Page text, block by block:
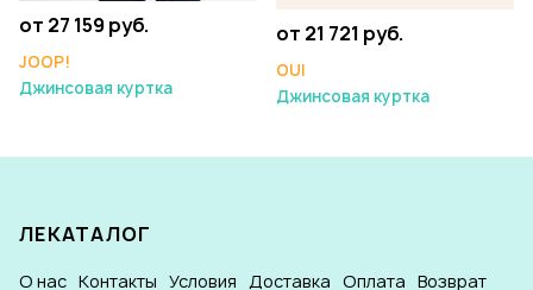
от 27 159 руб.
JOOP!
Джинсовая куртка
от 21 721 руб.
OUI
Джинсовая куртка
ЛЕКАТАЛОГ
О нас Контакты Условия Доставка Оплата Возврат